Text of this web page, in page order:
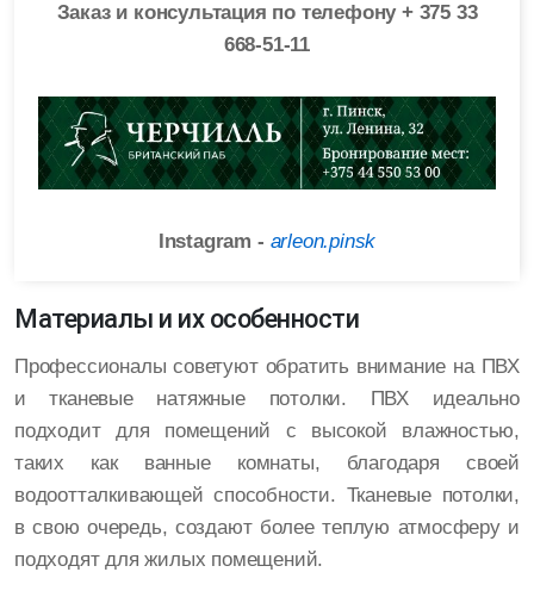
Заказ и консультация по телефону + 375 33
668-51-11
Instagram - arleon.pinsk
Материалы и их особенности
Профессионалы советуют обратить внимание на ПВХ
и тканевые натяжные потолки. ПВХ идеально
подходит для помещений с высокой влажностью,
таких как ванные комнаты, благодаря своей
водоотталкивающей способности. Тканевые потолки,
в свою очередь, создают более теплую атмосферу и
подходят для жилых помещений.